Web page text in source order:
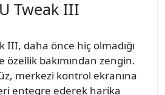
Tweak III
III, daha önce hiç olmadığı
özellik bakımından zengin.
merkezi kontrol ekranına
entegre ederek harika